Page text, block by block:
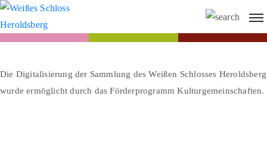
Die Digitalisierung der Sammlung des Weißen Schlosses Heroldsberg
wurde ermöglicht durch das Förderprogramm Kulturgemeinschaften.